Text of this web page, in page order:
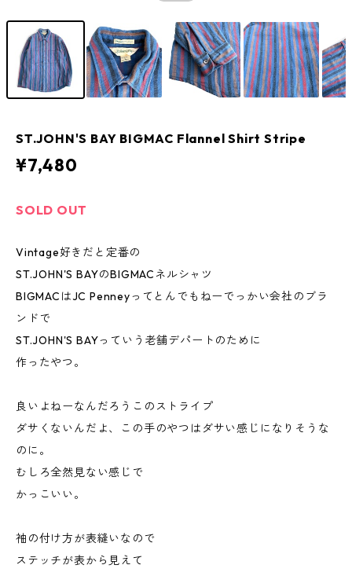
ST.JOHN'S BAY BIGMAC Flannel Shirt Stripe
¥7,480
SOLD OUT
Vintage好きだと定番の
ST.JOHN'S BAYのBIGMACネルシャツ
BIGMACはJC Penneyってとんでもねーでっかい会社のブラ
ンドで
ST.JOHN'S BAYっていう老舗デパートのために
作ったやつ。
良いよねーなんだろうこのストライプ
ダサくないんだよ、この手のやつはダサい感じになりそうな
のに。
むしろ全然見ない感じで
かっこいい。
袖の付け方が表縫いなので
ステッチが表から見えて